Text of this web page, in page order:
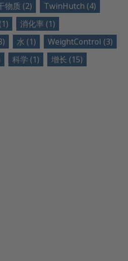
物质 (2)
TwinHutch (4)
消化率 (1)
水 (1)
WeightControl (3)
科学 (1) 增长 (15)